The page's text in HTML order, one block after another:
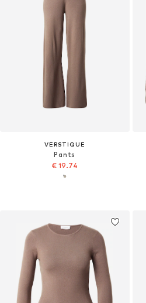
VERSTIQUE
Pants
€ 19.74